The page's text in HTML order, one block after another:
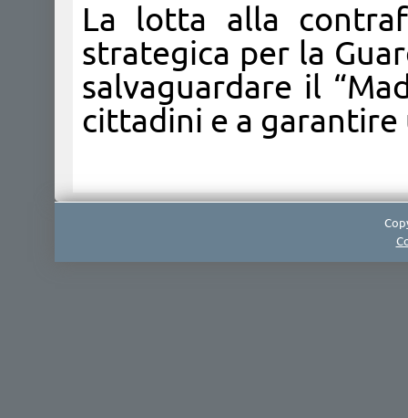
La lotta alla
strategica per la
salvaguardare il
cittadini e a